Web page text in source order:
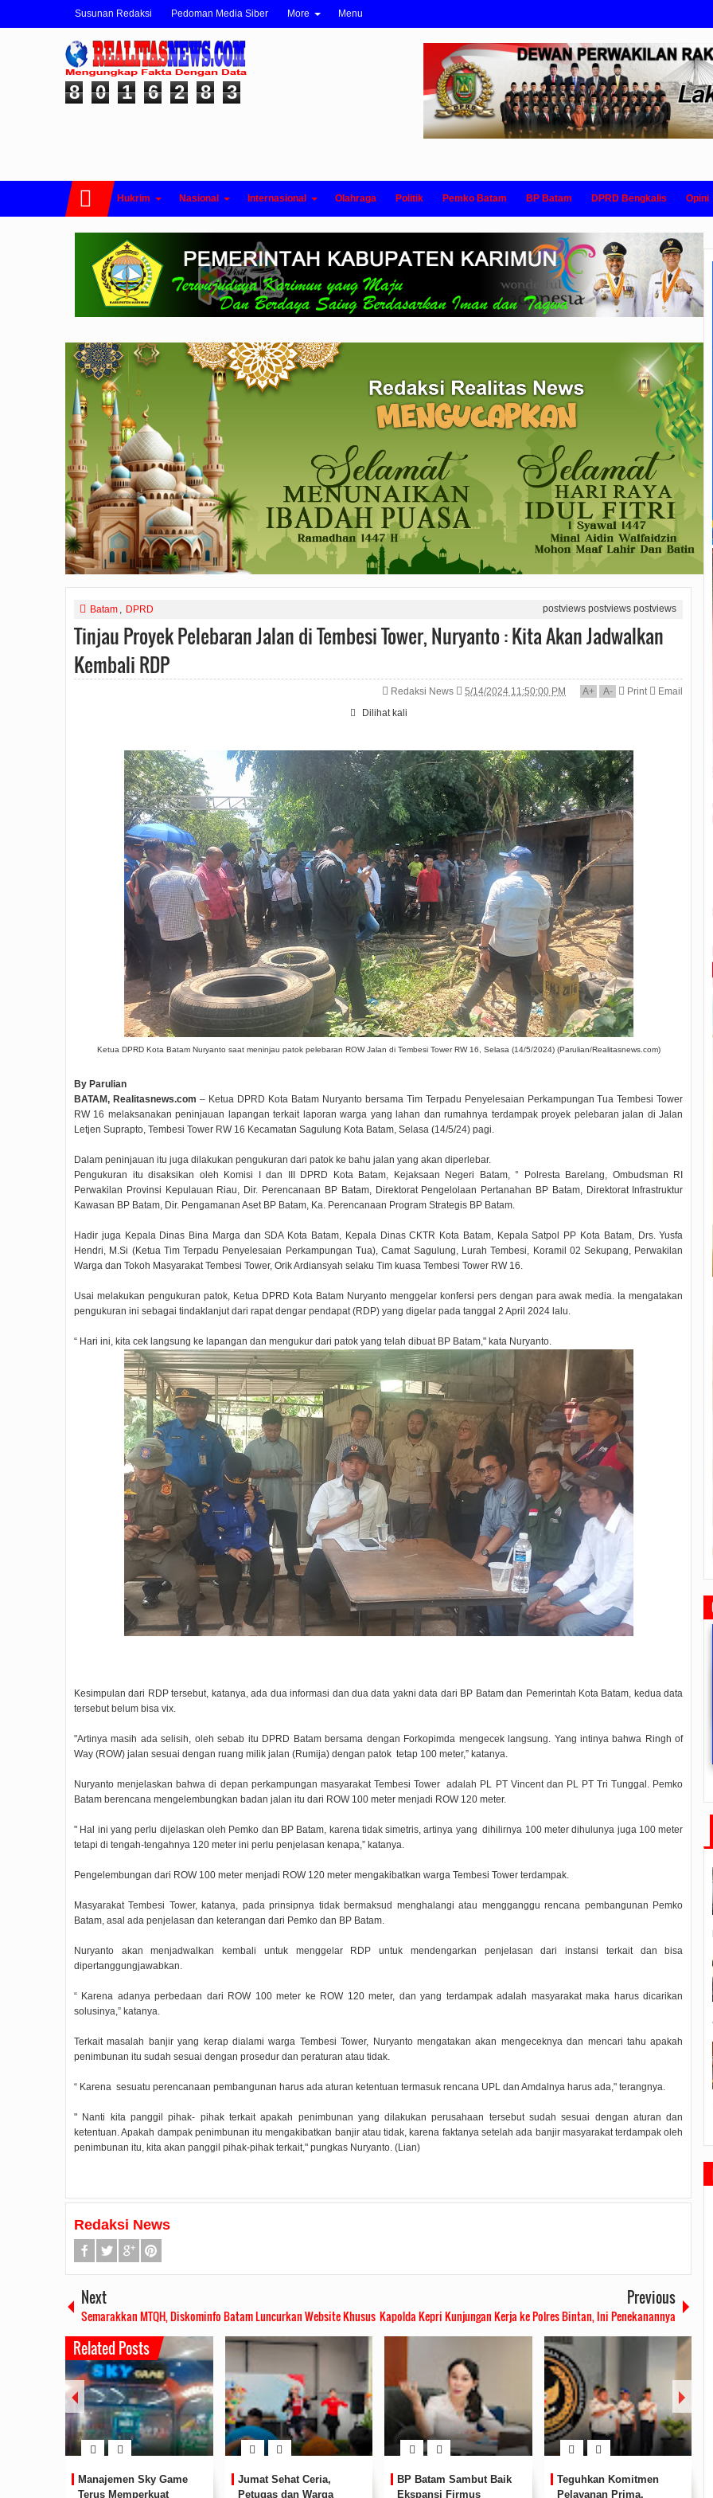
Susunan Redaksi Pedoman Media Siber More Menu
8 0 1 6 2 8 3
Hukrim Nasional Internasional Olahraga Politik Pemko Batam BP Batam DPRD Bengkalis Opini
Batam , DPRD postviewspostviewspostviews
Tinjau Proyek Pelebaran Jalan di Tembesi Tower, Nuryanto : Kita Akan Jadwalkan
Kembali RDP
Redaksi News 5/14/2024 11:50:00 PM A+ A- Print
Email
Dilihat kali
Ketua DPRD Kota Batam Nuryanto saat meninjau patok pelebaran ROW Jalan di Tembesi Tower RW 16, Selasa (14/5/2024) (Parulian/Realitasnews.com)
By Parulian
BATAM, Realitasnews.com – Ketua DPRD Kota Batam Nuryanto bersama Tim Terpadu Penyelesaian Perkampungan Tua Tembesi Tower
RW 16 melaksanakan peninjauan lapangan terkait laporan warga yang lahan dan rumahnya terdampak proyek pelebaran jalan di Jalan
Letjen Suprapto, Tembesi Tower RW 16 Kecamatan Sagulung Kota Batam, Selasa (14/5/24) pagi.
Dalam peninjauan itu juga dilakukan pengukuran dari patok ke bahu jalan yang akan diperlebar.
Pengukuran itu disaksikan oleh Komisi I dan III DPRD Kota Batam, Kejaksaan Negeri Batam, ° Polresta Barelang, Ombudsman RI
Perwakilan Provinsi Kepulauan Riau, Dir. Perencanaan BP Batam, Direktorat Pengelolaan Pertanahan BP Batam, Direktorat Infrastruktur
Kawasan BP Batam, Dir. Pengamanan Aset BP Batam, Ka. Perencanaan Program Strategis BP Batam.
Hadir juga Kepala Dinas Bina Marga dan SDA Kota Batam, Kepala Dinas CKTR Kota Batam, Kepala Satpol PP Kota Batam, Drs. Yusfa
Hendri, M.Si (Ketua Tim Terpadu Penyelesaian Perkampungan Tua), Camat Sagulung, Lurah Tembesi, Koramil 02 Sekupang, Perwakilan
Warga dan Tokoh Masyarakat Tembesi Tower, Orik Ardiansyah selaku Tim kuasa Tembesi Tower RW 16.
Usai melakukan pengukuran patok, Ketua DPRD Kota Batam Nuryanto menggelar konfersi pers dengan para awak media. Ia mengatakan
pengukuran ini sebagai tindaklanjut dari rapat dengar pendapat (RDP) yang digelar pada tanggal 2 April 2024 lalu.
“ Hari ini, kita cek langsung ke lapangan dan mengukur dari patok yang telah dibuat BP Batam," kata Nuryanto.
Kesimpulan dari RDP tersebut, katanya, ada dua informasi dan dua data yakni data dari BP Batam dan Pemerintah Kota Batam, kedua data
tersebut belum bisa vix.
"Artinya masih ada selisih, oleh sebab itu DPRD Batam bersama dengan Forkopimda mengecek langsung. Yang intinya bahwa Ringh of
Way (ROW) jalan sesuai dengan ruang milik jalan (Rumija) dengan patok tetap 100 meter,” katanya.
Nuryanto menjelaskan bahwa di depan perkampungan masyarakat Tembesi Tower adalah PL PT Vincent dan PL PT Tri Tunggal. Pemko
Batam berencana mengelembungkan badan jalan itu dari ROW 100 meter menjadi ROW 120 meter.
" Hal ini yang perlu dijelaskan oleh Pemko dan BP Batam, karena tidak simetris, artinya yang dihilirnya 100 meter dihulunya juga 100 meter
tetapi di tengah-tengahnya 120 meter ini perlu penjelasan kenapa,” katanya.
Pengelembungan dari ROW 100 meter menjadi ROW 120 meter mengakibatkan warga Tembesi Tower terdampak.
Masyarakat Tembesi Tower, katanya, pada prinsipnya tidak bermaksud menghalangi atau mengganggu rencana pembangunan Pemko
Batam, asal ada penjelasan dan keterangan dari Pemko dan BP Batam.
Nuryanto akan menjadwalkan kembali untuk menggelar RDP untuk mendengarkan penjelasan dari instansi terkait dan bisa
dipertanggungjawabkan.
“ Karena adanya perbedaan dari ROW 100 meter ke ROW 120 meter, dan yang terdampak adalah masyarakat maka harus dicarikan
solusinya,” katanya.
Terkait masalah banjir yang kerap dialami warga Tembesi Tower, Nuryanto mengatakan akan mengeceknya dan mencari tahu apakah
penimbunan itu sudah sesuai dengan prosedur dan peraturan atau tidak.
“ Karena sesuatu perencanaan pembangunan harus ada aturan ketentuan termasuk rencana UPL dan Amdalnya harus ada," terangnya.
" Nanti kita panggil pihak- pihak terkait apakah penimbunan yang dilakukan perusahaan tersebut sudah sesuai dengan aturan dan
ketentuan. Apakah dampak penimbunan itu mengakibatkan banjir atau tidak, karena faktanya setelah ada banjir masyarakat terdampak oleh
penimbunan itu, kita akan panggil pihak-pihak terkait," pungkas Nuryanto. (Lian)
Redaksi News
Next
Semarakkan MTQH, Diskominfo Batam Luncurkan Website Khusus
Previous
Kapolda Kepri Kunjungan Kerja ke Polres Bintan, Ini Penekanannya
Related Posts
Pendaftaran Dibuka, AHM
Best Student Ajak Pelajar
Li Claudia Dorong
Sinergi Perlindungan
Terima Audensi,
Kamaluddin Dukung
Bapemperda DPRD Kota
Batam Gelar Rapat
Rudi Sampaikan Rencana
Pembangunan Batam
Rudi Tinjau Pemupukan Pohon dan
Kesiapan Pelebaran Jalan
Safari Ramadhan Walikota
2019/05/14 0